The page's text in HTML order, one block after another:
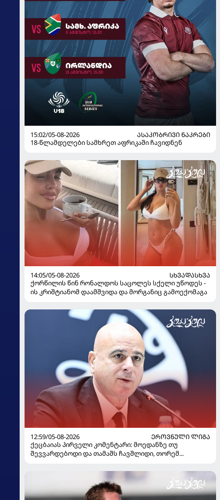
15:02/05-08-2026
ᲐᲡᲐᲙᲝᲑᲠᲘᲕᲘ ᲜᲐᲙᲠᲔᲑᲘ
18-წლამდელები სამხრეთ აფრიკაში ჩავიდნენ
14:05/05-08-2026
ᲡᲮᲕᲐᲓᲐᲡᲮᲕᲐ
ქორწილის წინ რონალდოს საცოლეს სქელი უწოდეს -
ის კრიშტიანომ დაამშვიდა და მორგანიც გამოექომაგა
12:59/05-08-2026
ᲔᲠᲝᲕᲜᲣᲚᲘ ᲚᲘᲒᲐ
ქეცბაიას პირველი კომენტარი: მოედანზე თუ
შევვარდებოდი და თამაშს ჩავშლიდი, თორემ...